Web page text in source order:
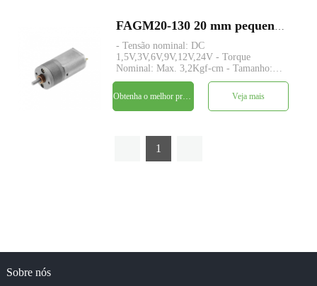
- Tensão nominal: DC
1,5V,3V,6V,9V,12V,24V - Torque
Nominal: Max. 3,2Kgf-cm - Tamanho:
Φ20* L TBD - Eixo: Φ4mm D-cut
0,5mm, M4, personalizado - Codificador:
Codificador magnético disponível -
quantidade mínima: 500 peças
Veja mais
1
Sobre nós